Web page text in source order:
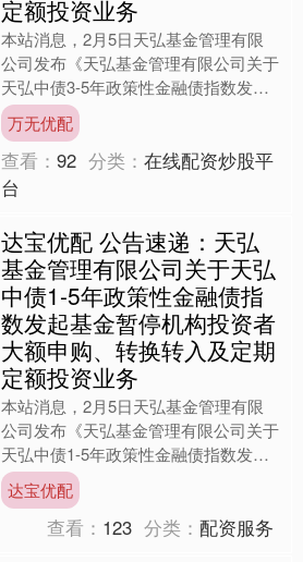
定额投资业务
本站消息，2月5日天弘基金管理有限
公司发布《天弘基金管理有限公司关于
天弘中债3-5年政策性金融债指数发起
式证券投资基金调整机构投资者大额申
购、转换转入及定期定额....
万无优配
查看：92 分类：在线配资炒股平
台
达宝优配 公告速递：天弘
基金管理有限公司关于天弘
中债1-5年政策性金融债指
数发起基金暂停机构投资者
大额申购、转换转入及定期
定额投资业务
本站消息，2月5日天弘基金管理有限
公司发布《天弘基金管理有限公司关于
天弘中债1-5年政策性金融债指数发起
式证券投资基金暂停机构投资者大额申
购、转换转入及定期定额....
达宝优配
查看： 123 分类：配资服务